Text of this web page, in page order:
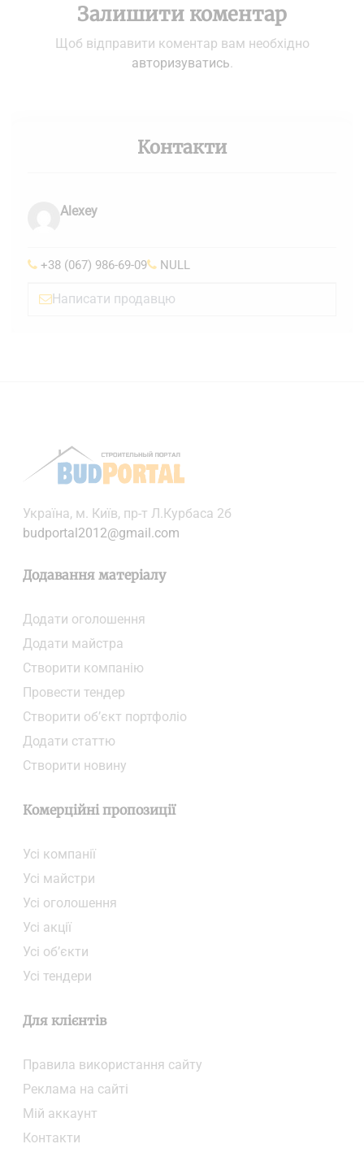
Залишити коментар
Щоб відправити коментар вам необхідно
авторизуватись.
Контакти
Alexey
+38 (067) 986-69-09 NULL
Написати продавцю
Українa, м. Київ, пр-т Л.Курбаса 2б
budportal2012@gmail.com
Додавання матеріалу
Додати oголошення
Додати майстра
Створити компанiю
Провести тендер
Створити об’єкт портфоліо
Додати статтю
Створити новину
Комерційні пропозиції
Усі компанії
Усі майстри
Усі оголошення
Усі акції
Усі об’єкти
Усі тендери
Для клієнтів
Правила використання сайту
Реклама на сайті
Мій аккаунт
Контакти